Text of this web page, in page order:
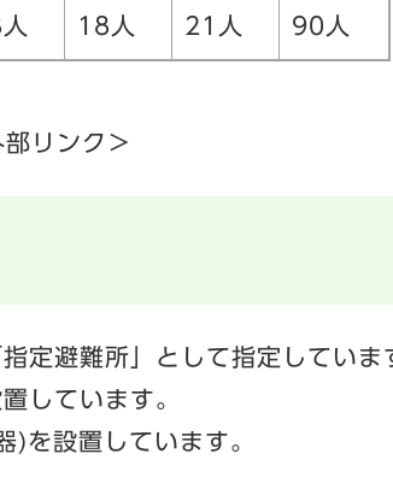
18人 21人 90人
部リンク＞
定避難所」として指定していま
しています。
)を設置しています。